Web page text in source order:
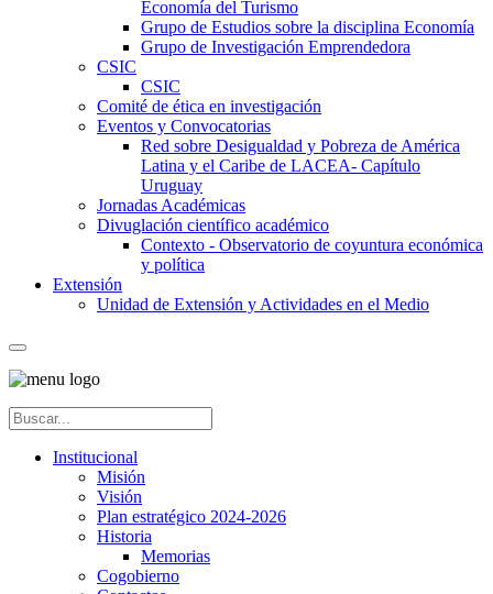
Economía del Turismo
Grupo de Estudios sobre la disciplina Economía
Grupo de Investigación Emprendedora
CSIC
CSIC
Comité de ética en investigación
Eventos y Convocatorias
Red sobre Desigualdad y Pobreza de América
Latina y el Caribe de LACEA- Capítulo
Uruguay
Jornadas Académicas
Divuglación científico académico
Contexto - Observatorio de coyuntura económica
y política
Extensión
Unidad de Extensión y Actividades en el Medio
Institucional
Misión
Visión
Plan estratégico 2024-2026
Historia
Memorias
Cogobierno